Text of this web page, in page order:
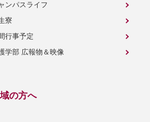
ンパスライフ
寮
行事予定
学部 広報物＆映像
の方へ